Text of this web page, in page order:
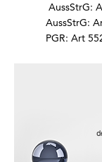
AussStrG:
AussStrG:
PGR: Art